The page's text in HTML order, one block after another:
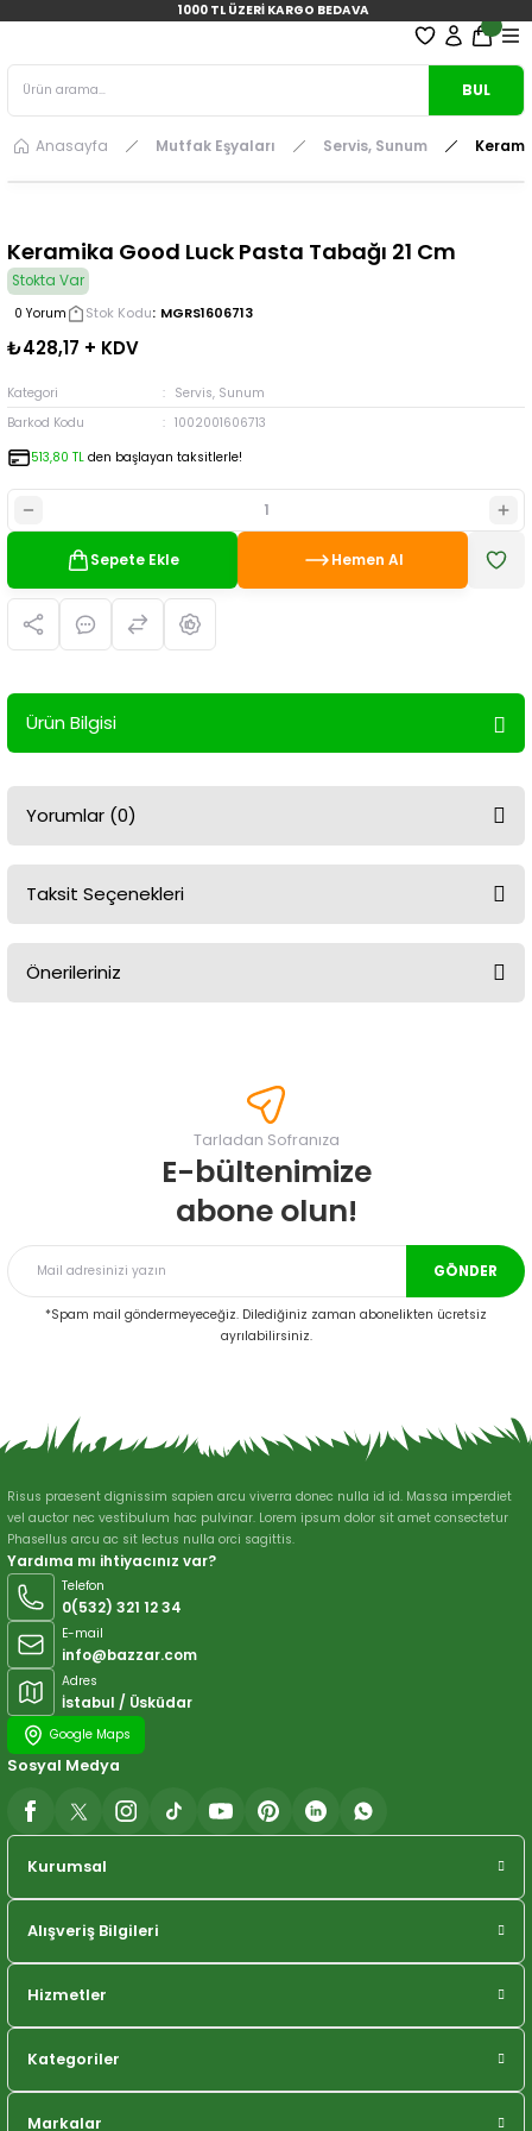
1000 TL ÜZERİ KARGO BEDAVA
BUL
Anasayfa Mutfak Eşyaları Servis, Sunum
Keramika Good Luck Pasta Tabağı 21 Cm
Stokta Var
0 Yorum Stok Kodu MGRS1606713
₺428,17 + KDV
Kategori
Servis, Sunum
Barkod Kodu
1002001606713
513,80 TL den başlayan taksitlerle!
Sepete Ekle Hemen Al
Ürün Bilgisi
Yorumlar (0)
Taksit Seçenekleri
Önerileriniz
Görüş ve önerileriniz için teşekkür ederiz.
Ürün resmi kalitesiz, bozuk veya görüntülenemiyor.
Ürün bilgilerinde hatalar bulunuyor.
Bu ürüne benzer farklı alternatifler olmalı.
Gönder
Tarladan Sofranıza
E-bültenimize
abone olun!
GÖNDER
*Spam mail göndermeyeceğiz. Dilediğiniz zaman abonelikten ücretsiz
ayrılabilirsiniz.
Risus praesent dignissim sapien arcu viverra donec nulla id id. Massa imperdiet
vel auctor nec vestibulum hac pulvinar. Lorem ipsum dolor sit amet consectetur
Phasellus arcu ac sit lectus nulla orci sagittis.
Yardıma mı ihtiyacınız var?
Telefon
0(532) 321 12 34
E-mail
info@bazzar.com
Adres
İstabul / Üsküdar
Google Maps
Kurumsal
Alışveriş Bilgileri
Hizmetler
Kategoriler
Markalar
Sosyal Medya